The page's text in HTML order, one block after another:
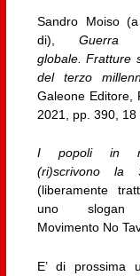
Sandro Moiso
di),Guerra
globale. Fratture
del terzo
Galeone Editore,
2021, pp. 390, 18
I popoli in
(ri)scrivono la
(liberamente
uno
Movimento No
E’ di prossima